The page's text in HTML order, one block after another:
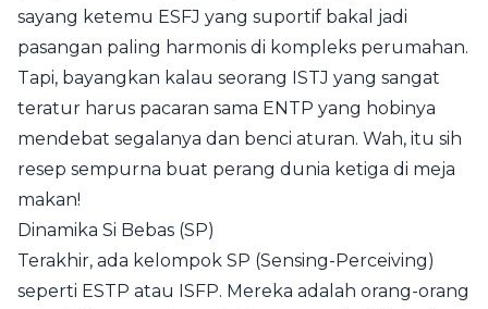
sayang ketemu ESFJ yang suportif bakal jadi
pasangan paling harmonis di kompleks perumahan.
Tapi, bayangkan kalau seorang ISTJ yang sangat
teratur harus pacaran sama ENTP yang hobinya
mendebat segalanya dan benci aturan. Wah, itu sih
resep sempurna buat perang dunia ketiga di meja
makan!
Dinamika Si Bebas (SP)
Terakhir, ada kelompok SP (Sensing-Perceiving)
seperti ESTP atau ISFP. Mereka adalah orang-orang